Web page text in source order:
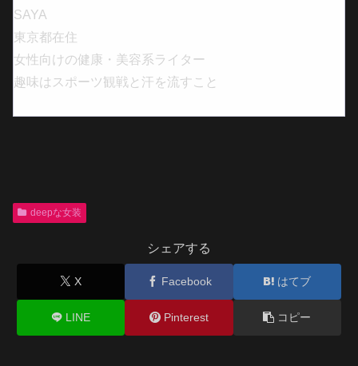
SAYA
東京都在住
女性向けの健康・美容系ライター
趣味はスポーツ観戦と汗を流すこと
deepな女装
シェアする
X Facebook はてブ
LINE Pinterest コピー